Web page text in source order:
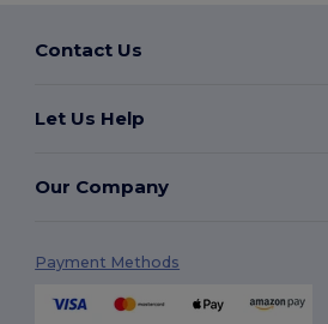
Contact Us
Let Us Help
Our Company
Payment Methods